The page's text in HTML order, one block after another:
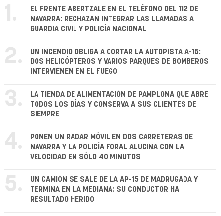
1.
EL FRENTE ABERTZALE EN EL TELÉFONO DEL 112 DE
NAVARRA: RECHAZAN INTEGRAR LAS LLAMADAS A
GUARDIA CIVIL Y POLICÍA NACIONAL
2.
UN INCENDIO OBLIGA A CORTAR LA AUTOPISTA A-15:
DOS HELICÓPTEROS Y VARIOS PARQUES DE BOMBEROS
INTERVIENEN EN EL FUEGO
3.
LA TIENDA DE ALIMENTACIÓN DE PAMPLONA QUE ABRE
TODOS LOS DÍAS Y CONSERVA A SUS CLIENTES DE
SIEMPRE
4.
PONEN UN RADAR MÓVIL EN DOS CARRETERAS DE
NAVARRA Y LA POLICÍA FORAL ALUCINA CON LA
VELOCIDAD EN SÓLO 40 MINUTOS
5.
UN CAMIÓN SE SALE DE LA AP-15 DE MADRUGADA Y
TERMINA EN LA MEDIANA: SU CONDUCTOR HA
RESULTADO HERIDO